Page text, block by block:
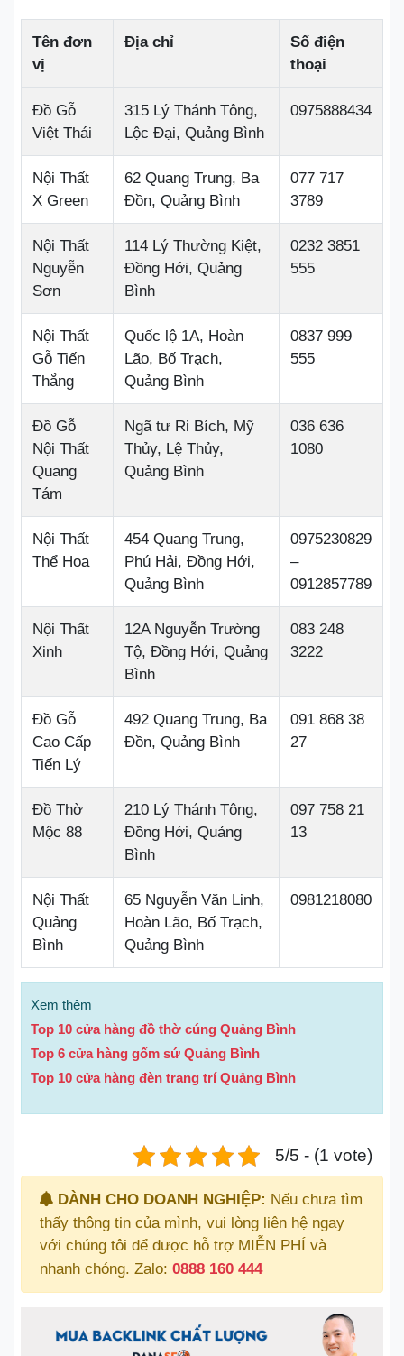
Tên đơn
vị
Địa chỉ
Số điện
thoại
Đồ Gỗ
Việt Thái
315 Lý Thánh Tông,
Lộc Đại, Quảng Bình
0975888434
Nội Thất
X Green
62 Quang Trung, Ba
Đồn, Quảng Bình
077 717
3789
Nội Thất
Nguyễn
Sơn
114 Lý Thường Kiệt,
Đồng Hới, Quảng
Bình
0232 3851
555
Nội Thất
Gỗ Tiến
Thắng
Quốc lộ 1A, Hoàn
Lão, Bố Trạch,
Quảng Bình
0837 999
555
Đồ Gỗ
Nội Thất
Quang
Tám
Ngã tư Ri Bích, Mỹ
Thủy, Lệ Thủy,
Quảng Bình
036 636
1080
Nội Thất
Thể Hoa
454 Quang Trung,
Phú Hải, Đồng Hới,
Quảng Bình
0975230829
–
0912857789
Nội Thất
Xinh
12A Nguyễn Trường
Tộ, Đồng Hới, Quảng
Bình
083 248
3222
Đồ Gỗ
Cao Cấp
Tiến Lý
492 Quang Trung, Ba
Đồn, Quảng Bình
091 868 38
27
Đồ Thờ
Mộc 88
210 Lý Thánh Tông,
Đồng Hới, Quảng
Bình
097 758 21
13
Nội Thất
Quảng
Bình
65 Nguyễn Văn Linh,
Hoàn Lão, Bố Trạch,
Quảng Bình
0981218080
Xem thêm
Top 10 cửa hàng đồ thờ cúng Quảng Bình
Top 6 cửa hàng gốm sứ Quảng Bình
Top 10 cửa hàng đèn trang trí Quảng Bình
5/5 - (1 vote)
DÀNH CHO DOANH NGHIỆP: Nếu chưa tìm
thấy thông tin của mình, vui lòng liên hệ ngay
với chúng tôi để được hỗ trợ MIỄN PHÍ và
nhanh chóng. Zalo: 0888 160 444